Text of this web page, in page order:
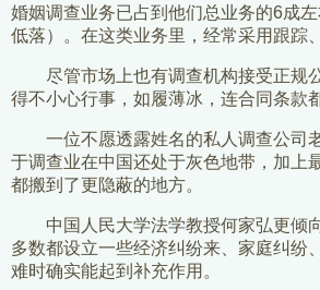
婚姻调查业务已占到他们总业务的6成
低落）。在这类业务里，经常采用跟踪
尽管市场上也有调查机构接受正规公
得不小心行事，如履薄冰，连合同条款
一位不愿透露姓名的私人调查公司老
于调查业在中国还处于灰色地带，加上
都搬到了更隐蔽的地方。
中国人民大学法学教授何家弘更倾向
多数都设立一些经济纠纷来、家庭纠纷
难时确实能起到补充作用。